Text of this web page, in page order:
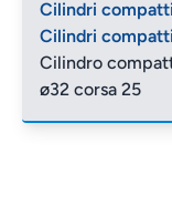
Cilindri
Cilindri
Cilindro
ø32 corsa 25